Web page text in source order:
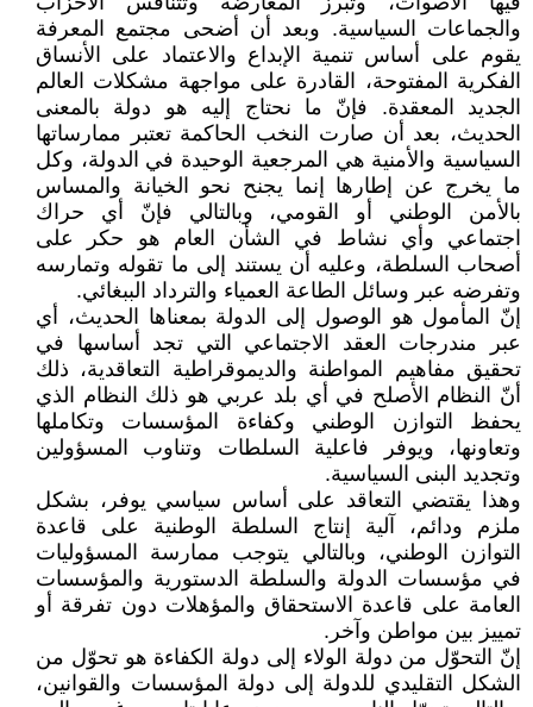
والجماعات السياسية. وبعد أن أضحى مجتمع المعرفة
يقوم على أساس تنمية الإبداع والاعتماد على الأنساق
الفكرية المفتوحة، القادرة على مواجهة مشكلات العالم
الجديد المعقدة. فإنّ ما نحتاج إليه هو دولة بالمعنى
الحديث، بعد أن صارت النخب الحاكمة تعتبر ممارساتها
السياسية والأمنية هي المرجعية الوحيدة في الدولة، وكل
ما يخرج عن إطارها إنما يجنح نحو الخيانة والمساس
بالأمن الوطني أو القومي، وبالتالي فإنّ أي حراك
اجتماعي وأي نشاط في الشأن العام هو حكر على
أصحاب السلطة، وعليه أن يستند إلى ما تقوله وتمارسه
وتفرضه عبر وسائل الطاعة العمياء والترداد الببغائي.
إنّ المأمول هو الوصول إلى الدولة بمعناها الحديث، أي
عبر مندرجات العقد الاجتماعي التي تجد أساسها في
تحقيق مفاهيم المواطنة والديموقراطية التعاقدية، ذلك
أنّ النظام الأصلح في أي بلد عربي هو ذلك النظام الذي
يحفظ التوازن الوطني وكفاءة المؤسسات وتكاملها
وتعاونها، ويوفر فاعلية السلطات وتناوب المسؤولين
وتجديد البنى السياسية.
وهذا يقتضي التعاقد على أساس سياسي يوفر، بشكل
ملزم ودائم، آلية إنتاج السلطة الوطنية على قاعدة
التوازن الوطني، وبالتالي يتوجب ممارسة المسؤوليات
في مؤسسات الدولة والسلطة الدستورية والمؤسسات
العامة على قاعدة الاستحقاق والمؤهلات دون تفرقة أو
تمييز بين مواطن وآخر.
إنّ التحوّل من دولة الولاء إلى دولة الكفاءة هو تحوّل من
الشكل التقليدي للدولة إلى دولة المؤسسات والقوانين،